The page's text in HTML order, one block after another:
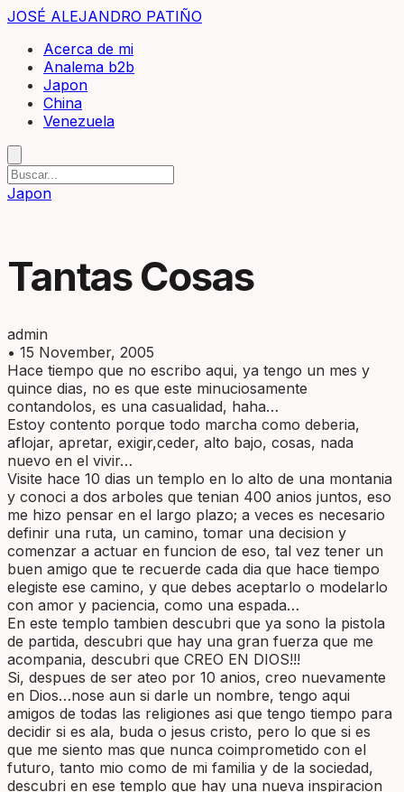
JOSÉ ALEJANDRO PATIÑO
Acerca de mi
Analema b2b
Japon
China
Venezuela
Japon
Tantas Cosas
admin
• 15 November, 2005
Hace tiempo que no escribo aqui, ya tengo un mes y
quince dias, no es que este minuciosamente
contandolos, es una casualidad, haha…
Estoy contento porque todo marcha como deberia,
aflojar, apretar, exigir,ceder, alto bajo, cosas, nada
nuevo en el vivir…
Visite hace 10 dias un templo en lo alto de una montania
y conoci a dos arboles que tenian 400 anios juntos, eso
me hizo pensar en el largo plazo; a veces es necesario
definir una ruta, un camino, tomar una decision y
comenzar a actuar en funcion de eso, tal vez tener un
buen amigo que te recuerde cada dia que hace tiempo
elegiste ese camino, y que debes aceptarlo o modelarlo
con amor y paciencia, como una espada…
En este templo tambien descubri que ya sono la pistola
de partida, descubri que hay una gran fuerza que me
acompania, descubri que CREO EN DIOS!!!
Si, despues de ser ateo por 10 anios, creo nuevamente
en Dios…nose aun si darle un nombre, tengo aqui
amigos de todas las religiones asi que tengo tiempo para
decidir si es ala, buda o jesus cristo, pero lo que si es
que me siento mas que nunca coimprometido con el
futuro, tanto mio como de mi familia y de la sociedad,
descubri en ese templo que hay una nueva inspiracion